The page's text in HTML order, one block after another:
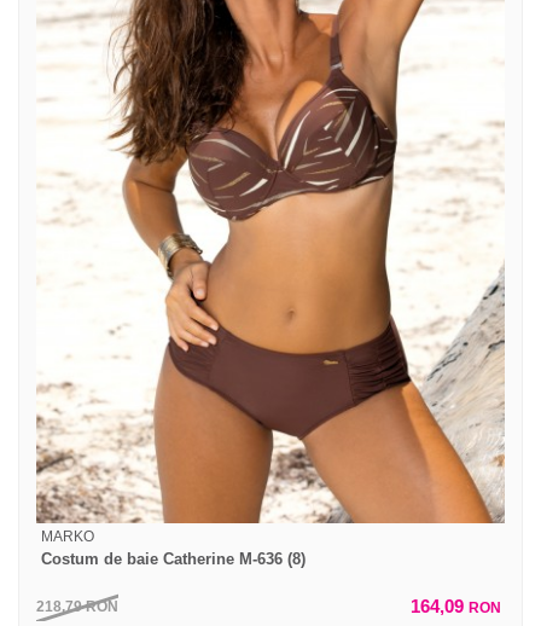
MARKO
Costum de baie Catherine M-636 (8)
218,79RON 164,09 RON